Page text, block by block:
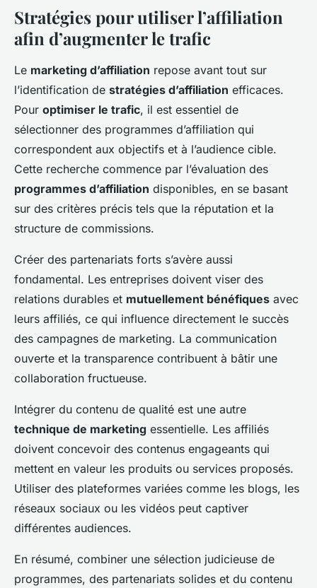
Stratégies pour utiliser l’affiliation
afin d’augmenter le trafic
Le marketing d’affiliation repose avant tout sur
l’identification de stratégies d’affiliation efficaces.
Pour optimiser le trafic, il est essentiel de
sélectionner des programmes d’affiliation qui
correspondent aux objectifs et à l’audience cible.
Cette recherche commence par l’évaluation des
programmes d’affiliation disponibles, en se basant
sur des critères précis tels que la réputation et la
structure de commissions.
Créer des partenariats forts s’avère aussi
fondamental. Les entreprises doivent viser des
relations durables et mutuellement bénéfiques avec
leurs affiliés, ce qui influence directement le succès
des campagnes de marketing. La communication
ouverte et la transparence contribuent à bâtir une
collaboration fructueuse.
Intégrer du contenu de qualité est une autre
technique de marketing essentielle. Les affiliés
doivent concevoir des contenus engageants qui
mettent en valeur les produits ou services proposés.
Utiliser des plateformes variées comme les blogs, les
réseaux sociaux ou les vidéos peut captiver
différentes audiences.
En résumé, combiner une sélection judicieuse de
programmes, des partenariats solides et du contenu